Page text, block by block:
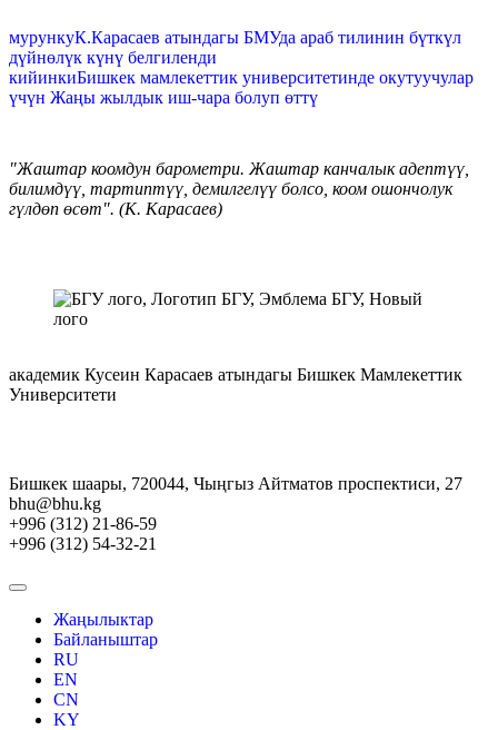
мурункуК.Карасаев атындагы БМУда араб тилинин бүткүл
дүйнөлүк күнү белгиленди
кийинкиБишкек мамлекеттик университетинде окутуучулар
үчүн Жаңы жылдык иш-чара болуп өттү
"Жаштар коомдун барометри. Жаштар канчалык адептүү,
билимдүү, тартиптүү, демилгелүү болсо, коом ошончолук
гүлдөп өсөт". (К. Карасаев)
академик Кусеин Карасаев атындагы Бишкек Мамлекеттик
Университети
Бишкек шаары, 720044, Чыңгыз Айтматов проспектиси, 27
bhu@bhu.kg
+996 (312) 21-86-59
+996 (312) 54-32-21
Жаңылыктар
Байланыштар
RU
EN
CN
KY